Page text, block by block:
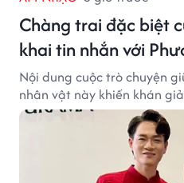
Chàng trai đặc biệt
khai tin nhắn với
Nội dung cuộc trò chuyện
nhân vật này khiến khán